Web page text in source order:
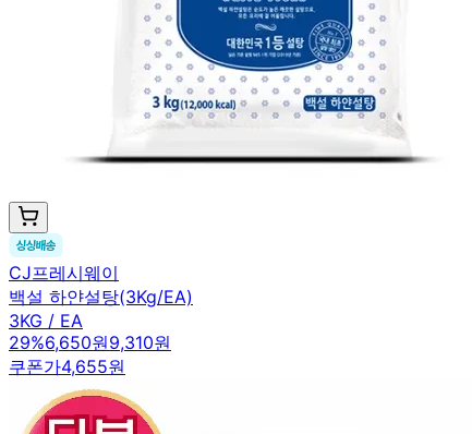
CJ프레시웨이
백설 하얀설탕(3Kg/EA)
3KG / EA
29%6,650원9,310원
쿠폰가4,655원